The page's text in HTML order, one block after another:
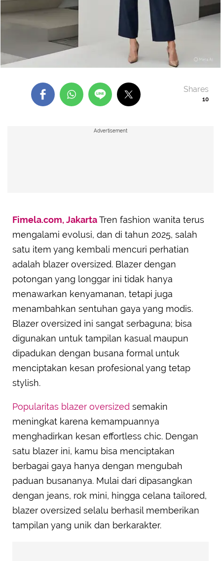
10
Shares
Advertisement
Fimela.com, JakartaTren fashion wanita terus
mengalami evolusi, dan di tahun 2025, salah
satu item yang kembali mencuri perhatian
adalah blazer oversized. Blazer dengan
potongan yang longgar ini tidak hanya
menawarkan kenyamanan, tetapi juga
menambahkan sentuhan gaya yang modis.
Blazer oversized ini sangat serbaguna; bisa
digunakan untuk tampilan kasual maupun
dipadukan dengan busana formal untuk
menciptakan kesan profesional yang tetap
stylish.
Popularitas blazer oversized semakin
meningkat karena kemampuannya
menghadirkan kesan effortless chic. Dengan
satu blazer ini, kamu bisa menciptakan
berbagai gaya hanya dengan mengubah
paduan busananya. Mulai dari dipasangkan
dengan jeans, rok mini, hingga celana tailored,
blazer oversized selalu berhasil memberikan
tampilan yang unik dan berkarakter.